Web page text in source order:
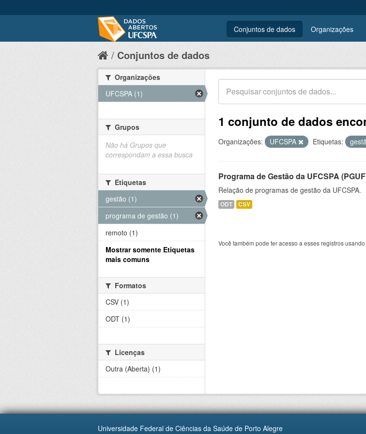
Conjuntos de dados Organizações
Conjuntos de dados
1 conjunto de dados
Organizações: UFCSPA Etiquetas:
Programa de Gestão da UFCSPA
Relação de programas de gestão da UFCSPA.
ODT CSV
Você também pode ter acesso a esses registros usando
Organizações
UFCSPA (1)
Grupos
Não há Grupos que
correspondam a essa busca
Etiquetas
gestão (1)
programa de gestão (1)
remoto (1)
Mostrar somente Etiquetas
mais comuns
Formatos
CSV (1)
ODT (1)
Licenças
Outra (Aberta) (1)
Universidade Federal de Ciências da Saúde de Porto Alegre